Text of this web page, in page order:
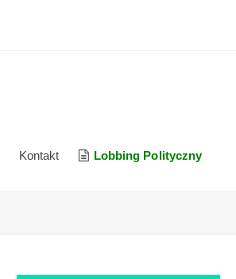
Kontakt Lobbing Polityczny